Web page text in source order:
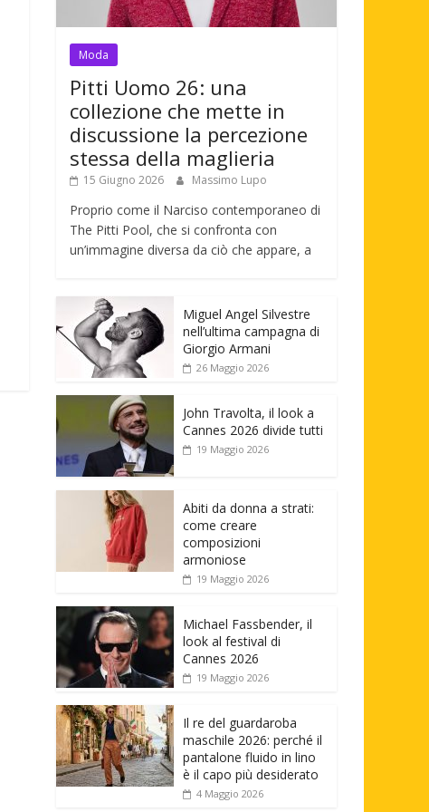
Moda
Pitti Uomo 26: una
collezione che mette in
discussione la percezione
stessa della maglieria
15 Giugno 2026 Massimo Lupo
Proprio come il Narciso contemporaneo di
The Pitti Pool, che si confronta con
un’immagine diversa da ciò che appare, a
Miguel Angel Silvestre
nell’ultima campagna di
Giorgio Armani
26 Maggio 2026
John Travolta, il look a
Cannes 2026 divide tutti
19 Maggio 2026
Abiti da donna a strati:
come creare
composizioni
armoniose
19 Maggio 2026
Michael Fassbender, il
look al festival di
Cannes 2026
19 Maggio 2026
Il re del guardaroba
maschile 2026: perché il
pantalone fluido in lino
è il capo più desiderato
4 Maggio 2026